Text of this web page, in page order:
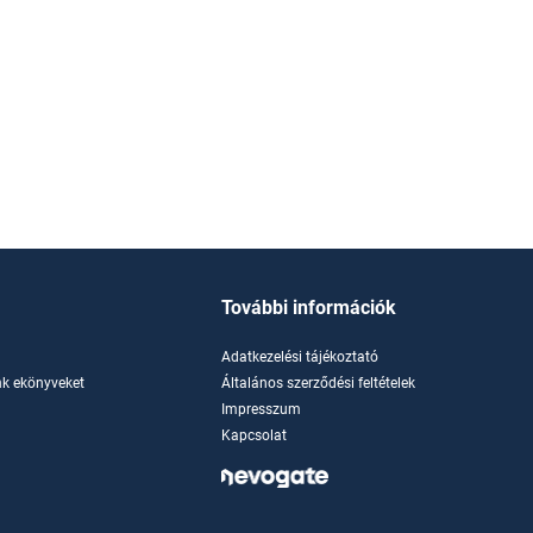
ekönyveket
További információk
Adatkezelési tájékoztató
Általános szerződési feltételek
Impresszum
Kapcsolat